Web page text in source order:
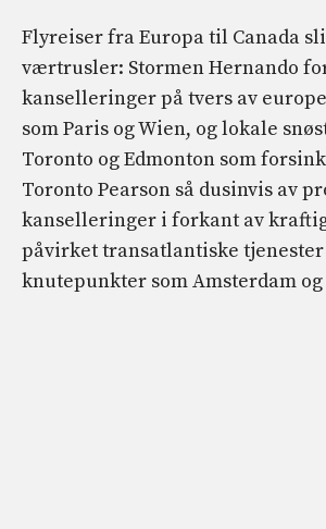
Flyreiser fra Europa til Canada
værtrusler: Stormen Hernando
kanselleringer på tvers av
som Paris og Wien, og lokale
Toronto og Edmonton som
Toronto Pearson så dusinvis av
kanselleringer i forkant av
påvirket transatlantiske
knutepunkter som Amsterdam